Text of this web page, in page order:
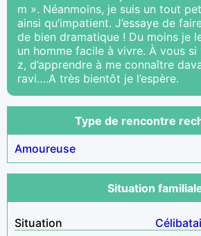
m ». Néanmoins, je suis un tout
ainsi qu’impatient. J’essaye de
de bien dramatique ! Du moins je
un homme facile à vivre. À vous
z, d’apprendre à me connaître
ravi….A très bientôt je l’espère.
Type de rencontre
Amoureuse
Situation
Situation